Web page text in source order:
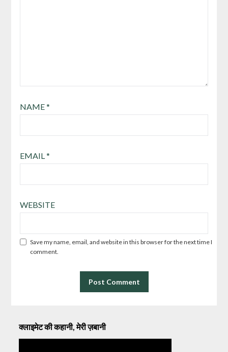
NAME*
EMAIL *
WEBSITE
Save my name, email, and website in this browser for the next time I
comment.
क्लाइमेट की कहानी, मेरी ज़बानी